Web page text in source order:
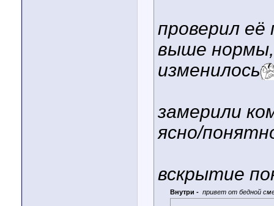
проверил
выше нормы,
изменилось
замерили
ясно/
вскрытие
Внутри - привет от бедной